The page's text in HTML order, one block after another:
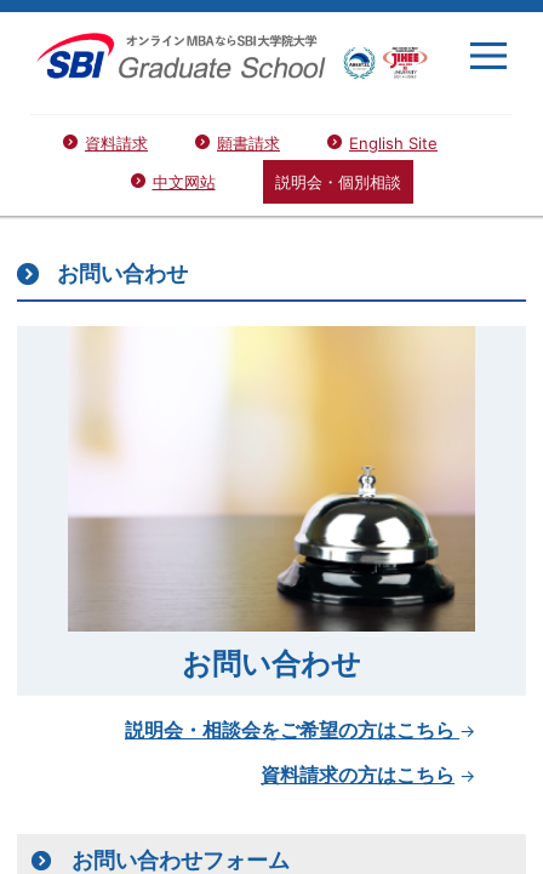
資料請求 願書請求
English Site
中文网站
説明会・個別相談
お問い合わせ
お問い合わせ
説明会・相談会をご希望の方はこちら →
資料請求の方はこちら →
お問い合わせフォーム